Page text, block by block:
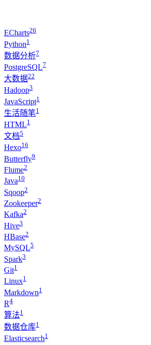
ECharts26
Python1
数据分析7
PostgreSQL7
大数据22
Hadoop3
JavaScript1
生活随笔1
HTML1
文档5
Hexo16
Butterfly9
Flume2
Java10
Sqoop2
Zookeeper2
Kafka2
Hive3
HBase2
MySQL5
Spark3
Git1
Linux1
Markdown1
R4
算法1
数据仓库1
Elasticsearch1